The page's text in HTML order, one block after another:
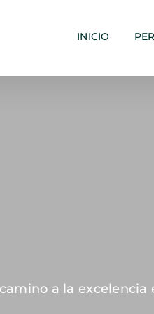
INICIO
a la excelencia